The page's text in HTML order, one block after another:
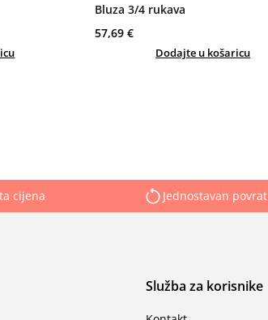
Bluza 3/4 rukava
57,69 €
Dodajte u košaricu
cijena Jednostavan povrat
Služba za korisnike